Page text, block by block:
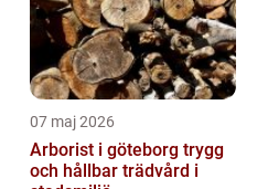
07 maj 2026
Arborist i göteborg trygg
och hållbar trädvård i